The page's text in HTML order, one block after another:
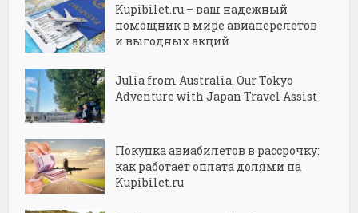
Kupibilet.ru – ваш надежный
помощник в мире авиаперелетов
и выгодных акций
Julia from Australia. Our Tokyo
Adventure with Japan Travel Assist
Покупка авиабилетов в рассрочку:
как работает оплата долями на
Kupibilet.ru